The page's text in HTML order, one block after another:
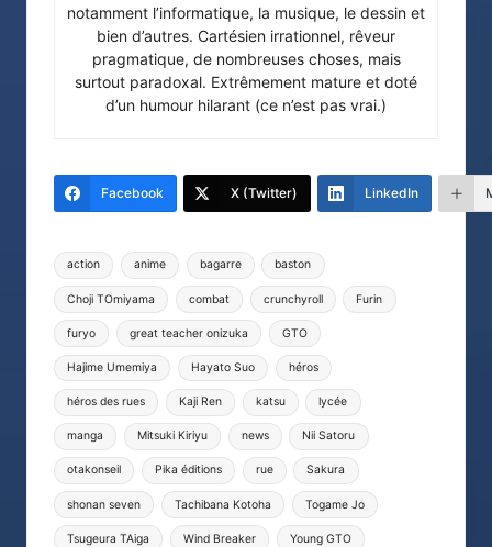
notamment l’informatique, la musique, le dessin et
bien d’autres. Cartésien irrationnel, rêveur
pragmatique, de nombreuses choses, mais
surtout paradoxal. Extrêmement mature et doté
d’un humour hilarant (ce n’est pas vrai.)
Facebook X (Twitter) LinkedIn
Tags:
action anime bagarre baston
Choji TOmiyama combat crunchyroll Furin
furyo great teacher onizuka GTO
Hajime Umemiya Hayato Suo héros
héros des rues Kaji Ren katsu lycée
manga Mitsuki Kiriyu news Nii Satoru
otakonseil Pika éditions rue Sakura
shonan seven Tachibana Kotoha Togame Jo
Tsugeura TAiga Wind Breaker Young GTO